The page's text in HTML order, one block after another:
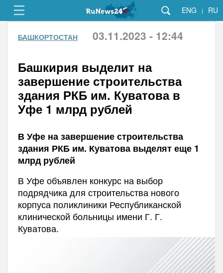
ENG | RU
БАШКОРТОСТАН 03.11.2023 - 12:44
Башкирия выделит на
завершение строительства
здания РКБ им. Куватова в
Уфе 1 млрд рублей
В Уфе на завершение строительства
здания РКБ им. Куватова выделят еще 1
млрд рублей
В Уфе объявлен конкурс на выбор
подрядчика для строительства нового
корпуса поликлиники Республиканской
клинической больницы имени Г. Г.
Куватова.